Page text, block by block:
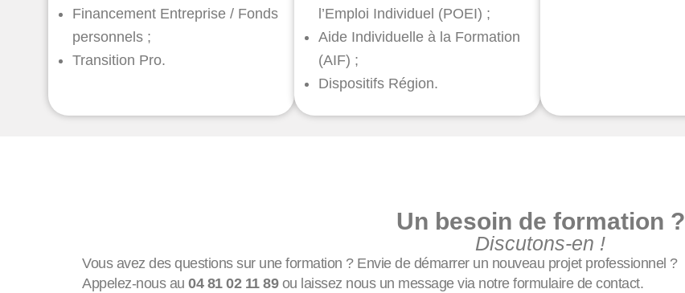
Financement Entreprise / Fonds
personnels ;
Transition Pro.
l’Emploi Individuel (POEI) ;
Aide Individuelle à la Formation
(AIF) ;
Dispositifs Région.
Un besoin de formation ?
Discutons-en !
Vous avez des questions sur une formation ? Envie de démarrer un nouveau projet professionnel ?
Appelez-nous au 04 81 02 11 89ou laissez nous un message via notre formulaire de contact.